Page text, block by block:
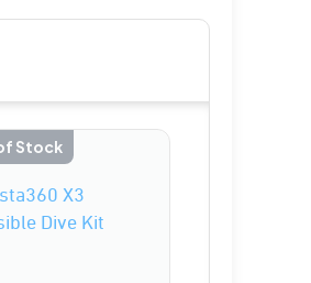
Stock